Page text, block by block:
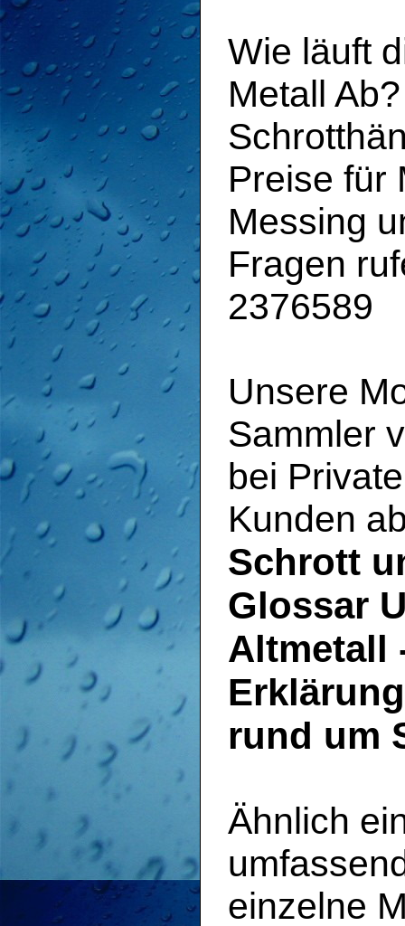
Wie läuft
Metall
Preise für
Messing
Fragen
2376589
Unsere
Sammler
bei
Kunden
Schrott
Glossar
Altmetall
rund um
Ähnlich
einzelne